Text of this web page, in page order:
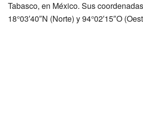
Tabasco, en México. Sus
18°03′40″N (Norte) y 94°02′15″O